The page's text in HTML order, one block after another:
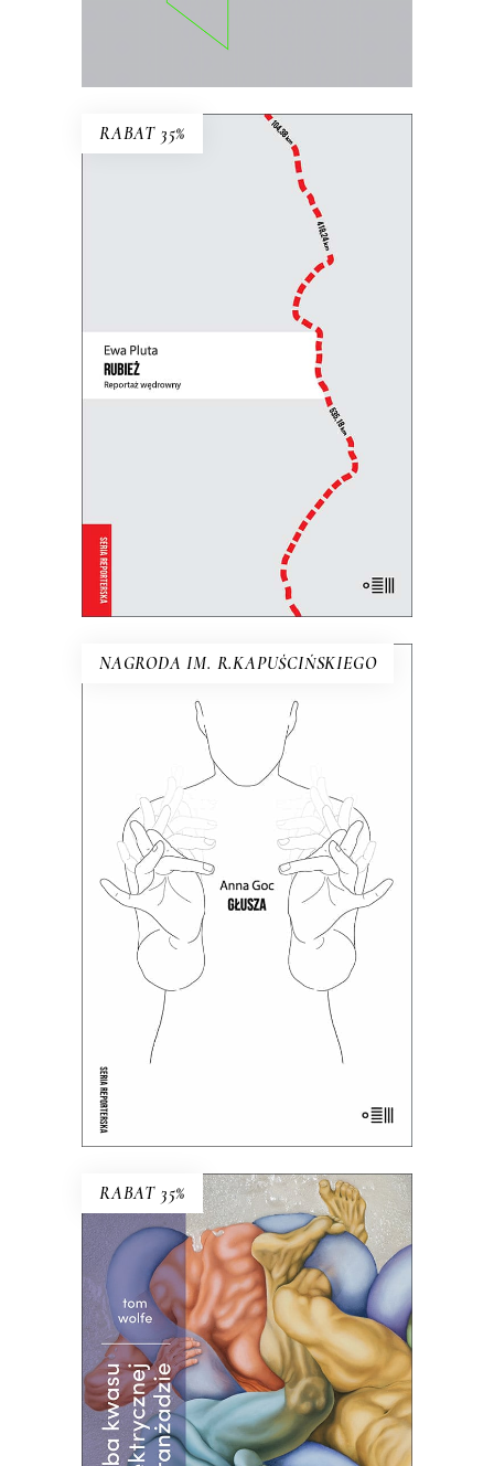
E-BOOK DO KOSZYKA
RABAT 35%
E-BOOK DO KOSZYKA
RUBIEŻ. REPORTAŻ
WĘDROWNY
Perspektywa pieszej reporterki łączy się
z uniwersalną refleksją nad granicami,
murami i zasiekami, które dzielą ludzi.
zł
NAGRODA IM. R.KAPUŚCIŃSKIEGO
GŁUSZA
Dotąd o głuchych wypowiadali się
głównie ci, którzy słyszą. Teraz głusi
chcą opowiedzieć o sobie sami.
49.00 24.50
RABAT 35%
PRÓBA KWASU W
ELEKTRYCZNEJ ORANŻADZIE
Ta książka w równym stopniu może
kogoś zachwycić i zbrzydzić. Klasyka
literatury amerykańskiej!
Premiera 26
września